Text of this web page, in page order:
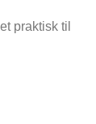
praktisk til